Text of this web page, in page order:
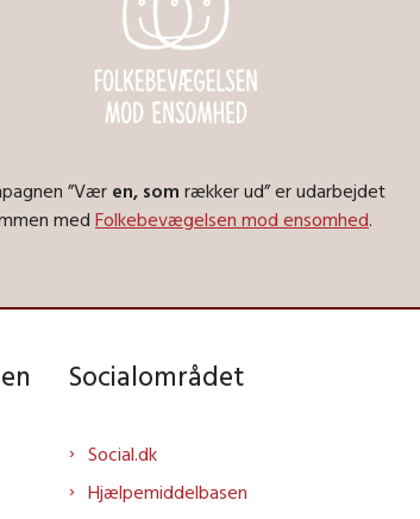
”Vær en, som rækker ud” er udarbejdet
med Folkebevægelsen mod ensomhed.
Socialområdet
Social.dk
Hjælpemiddelbasen